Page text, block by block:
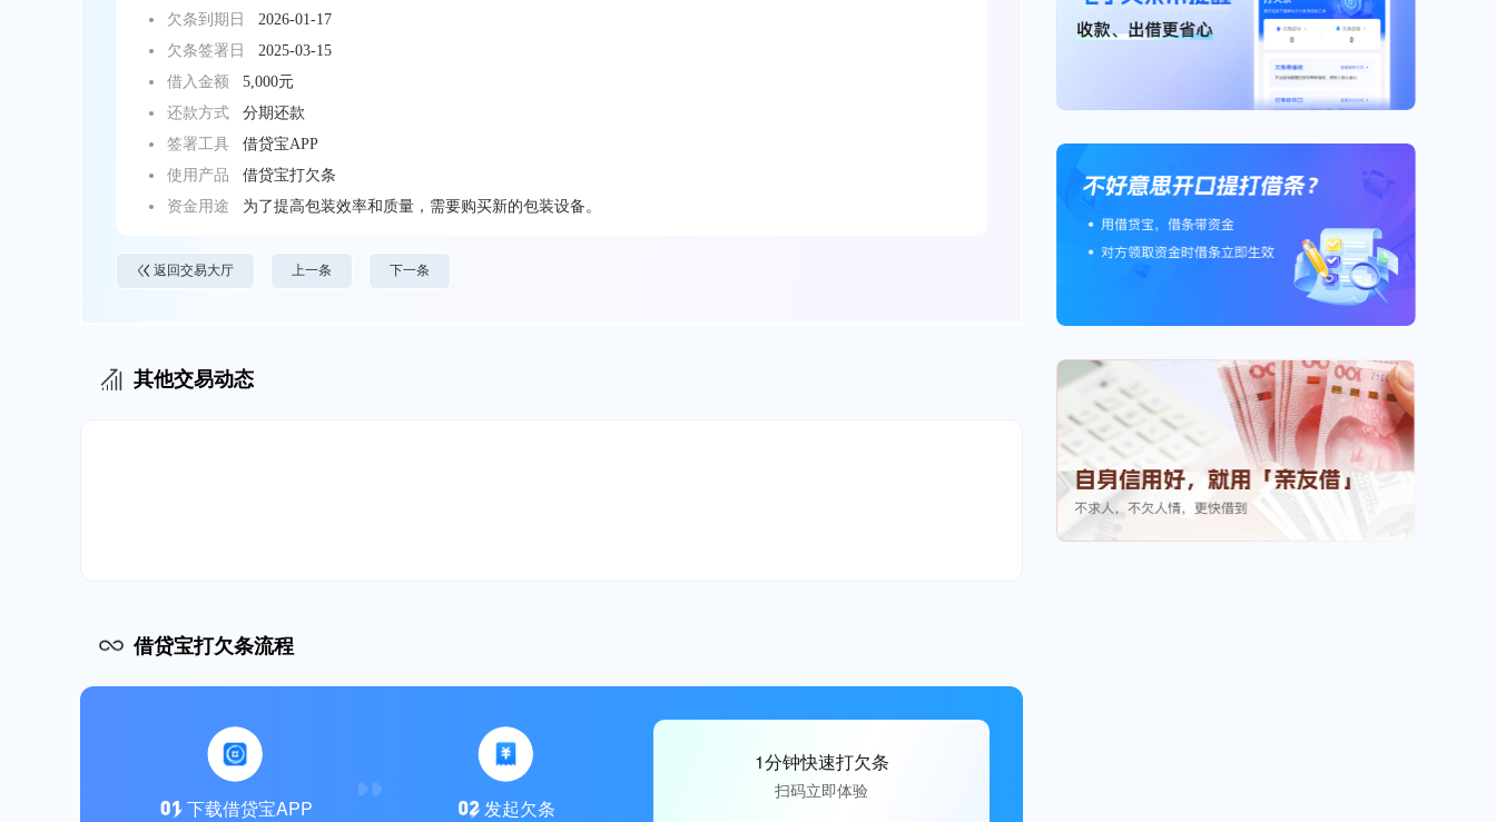
欠条到期日
2026-01-17
欠条签署日
2025-03-15
借入金额
5,000元
还款方式
分期还款
签署工具
借贷宝APP
使用产品
借贷宝打欠条
资金用途
为了提高包装效率和质量，需要购买新的包装设备。
返回交易大厅 上一条 下一条
其他交易动态
借贷宝打欠条流程
下载借贷宝APP 发起欠条
1分钟快速打欠条
扫码立即体验